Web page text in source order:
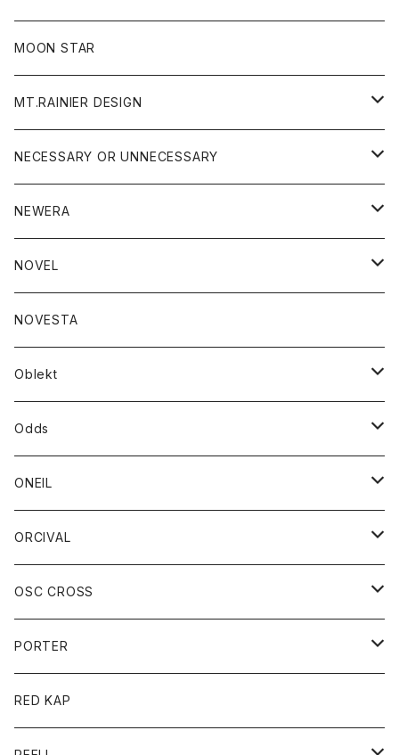
フリース
ジャケット
ニット
パンツ
帽子
MOON STAR
MT.RAINIER DESIGN
アウター
コート
ジャケット
アクセサリー
バッグ
グッズ
ウォレット
靴
トップス
ジャケット
シャツ
ボトム
ショートパンツ
パンツ
レディース
シャツ
Tシャツ
NECESSARY OR UNNECESSARY
アウター
コート
ジャケット
アクセサリー
バッグ
ブレスレット
グッズ
靴
ストール/マフラー
トップス
シャツ
シャツジャケット
ロングスリーブＴシャツ
ボトム
ショートパンツ
ジーンズ
NEWERA
帽子
NOVEL
トップス
カットソー
スエット
ボトム
NOVESTA
Oblekt
ボトム
ショートパンツ
パンツ
レディース
ボトム
Odds
帽子
ONEIL
スカート
ORCIVAL
アウター
コート
ジャケット
アクセサリー
バッグ
キッズ
Tシャツ
OSC CROSS
ダウンジャケット
PORTER
カードホルダー
RED KAP